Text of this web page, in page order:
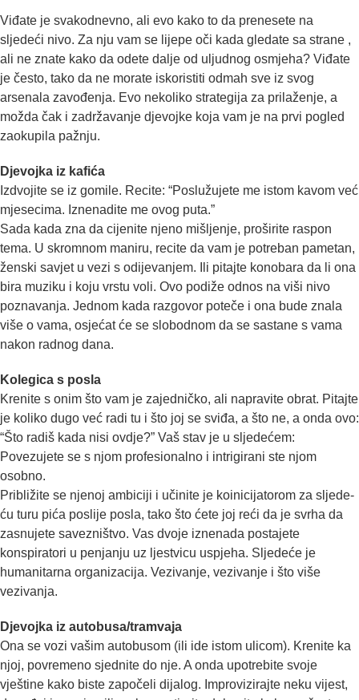
Viđate je svakodnevno, ali evo kako to da prenesete na
sljedeći nivo. Za nju vam se lijepe oči kada gledate sa strane ,
ali ne znate kako da odete dalje od uljudnog osmjeha? Viđate
je često, tako da ne morate iskoristiti odmah sve iz svog
arsenala zavođenja. Evo nekoliko strategija za prilaženje, a
možda čak i zadržavanje djevojke koja vam je na prvi pogled
zaokupila pažnju.
Djevojka iz kafića
Izdvojite se iz gomile. Re­ci­­te: “Poslužujete me istom ka­vom već
mjese­ci­­ma. Iz­ne­nadite me ovog puta.”
Sada kada zna da cijenite njeno mišljenje, proširite ras­pon
tema. U skromnom maniru, recite da vam je potreban pametan,
ženski savjet u vezi s odijevanjem. Ili pitajte konobara da li ona
bira muziku i koju vrstu voli. Ovo podiže odnos na viši nivo
poznavanja. Jednom kada razgovor poteče i ona bude znala
više o vama, osjećat će se slobodnom da se sastane s vama
nakon radnog dana.
Kolegica s posla
Krenite s onim što vam je zajedničko, ali napravite obrat. Pitajte
je koliko dugo već radi tu i što joj se sviđa, a što ne, a onda ovo:
“Što radiš kada nisi ovdje?” Vaš stav je u sljedećem:
Povezujete se s njom profesionalno i intrigirani ste njom
osobno.
Približite se njenoj ambiciji i učinite je koinicijatorom za slje­de­
ću turu pića poslije posla, tako što ćete joj reći da je svrha da
zasnujete savezništvo. Vas dvoje izne­nada postajete
konspiratori u penjanju uz ljestvicu uspjeha. Sljedeće je
humanitarna organiza­cija. Vezivanje, vezivanje i što više
vezivanja.
Djevojka iz autobusa/tramvaja
Ona se vozi vašim autobusom (ili ide istom ulicom). Krenite ka
njoj, po­vremeno sjednite do nje. A onda upotrebite svoje
vještine kako biste započeli dijalog. Impro­vi­zirajte neku vijest,